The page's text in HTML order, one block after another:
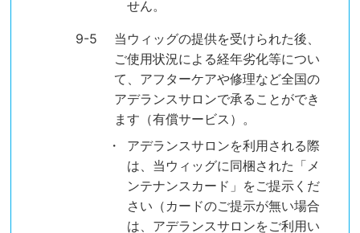
せん。
当ウィッグの提供を受けられた後、
ご使用状況による経年劣化等につい
て、アフターケアや修理など全国の
アデランスサロンで承ることができ
ます（有償サービス）。
アデランスサロンを利用される際
は、当ウィッグに同梱された「メ
ンテナンスカード」をご提示くだ
さい（カードのご提示が無い場合
は、アデランスサロンをご利用い